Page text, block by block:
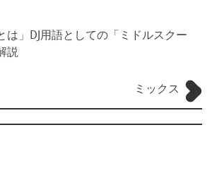
は」DJ用語としての「ミドルスクー
説
ミックス